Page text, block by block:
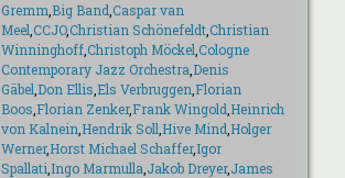
Gremm Big Band Caspar van
Meel CCJO,Christian Schönefeldt,Christian
Winninghoff,Christoph Möckel Cologne
Contemporary Jazz Orchestra Denis
Gäbel Don Ellis Els Verbruggen Florian
Boos Florian Zenker,Frank Wingold Heinrich
von Kalnein Hendrik Soll Hive Mind Holger
Werner,Horst Michael Schaffer,Igor
Spallati Ingo Marmulla Jakob Dreyer,James